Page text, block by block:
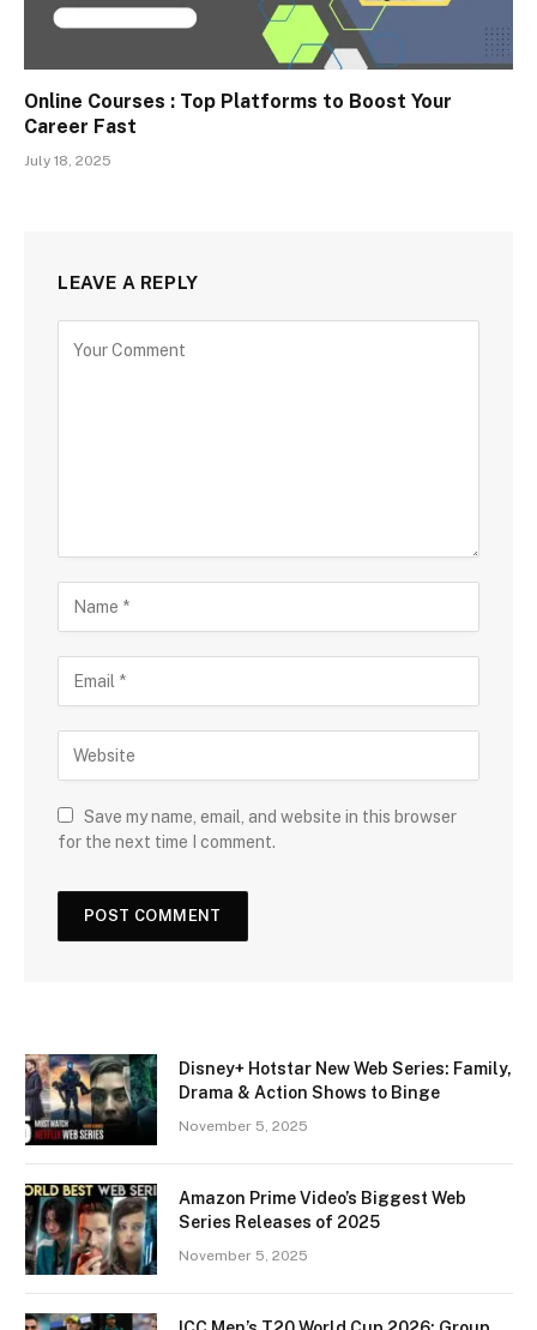
Online Courses : Top Platforms to Boost Your
Career Fast
July 18, 2025
LEAVE A REPLY
Save my name, email, and website in this browser
for the next time I comment.
Disney+ Hotstar New Web Series: Family,
Drama & Action Shows to Binge
November 5, 2025
Amazon Prime Video’s Biggest Web
Series Releases of 2025
November 5, 2025